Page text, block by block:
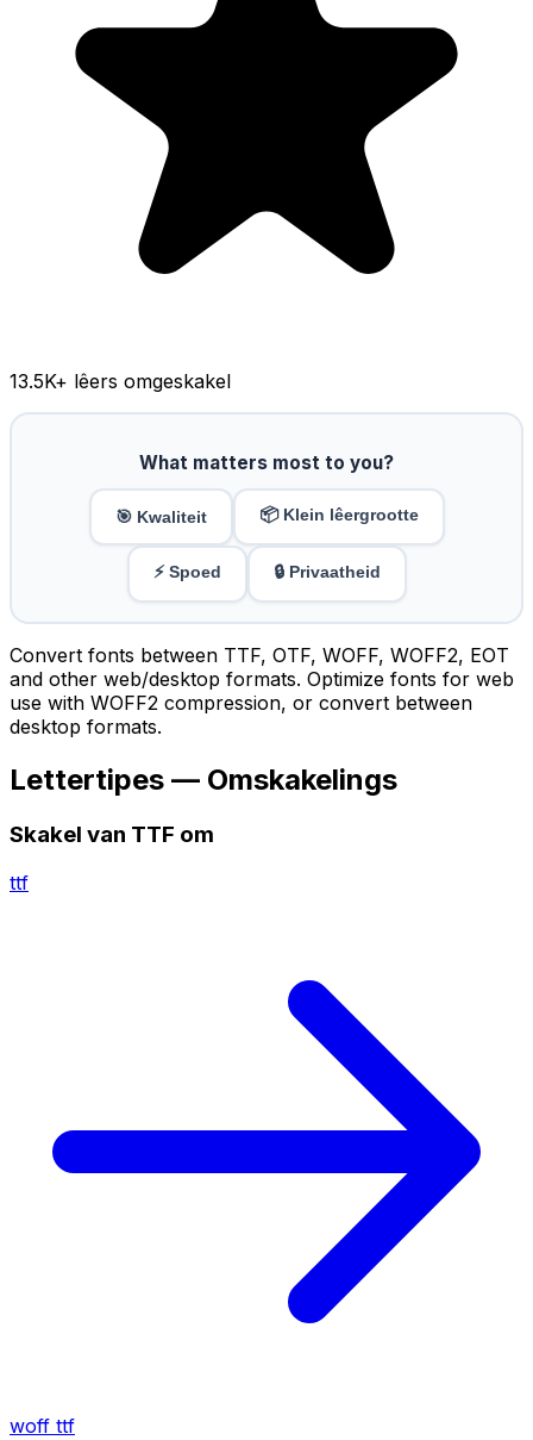
13.5K+ lêers omgeskakel
What matters most to you?
🎯 Kwaliteit 📦 Klein lêergrootte
⚡ Spoed 🔒 Privaatheid
Convert fonts between TTF, OTF, WOFF, WOFF2, EOT
and other web/desktop formats. Optimize fonts for web
use with WOFF2 compression, or convert between
desktop formats.
Lettertipes — Omskakelings
Skakel van TTF om
ttf
woff ttf